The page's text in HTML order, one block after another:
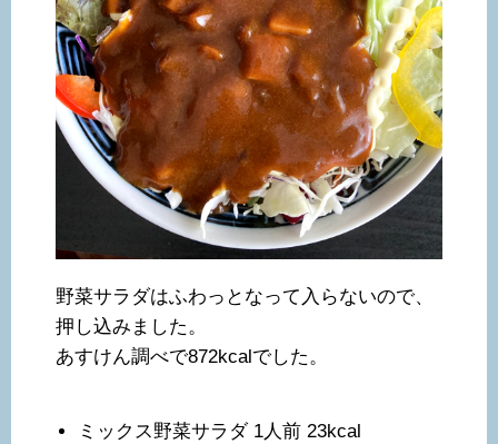
野菜サラダはふわっとなって入らないので、
押し込みました。
あすけん調べで872kcalでした。
ミックス野菜サラダ 1人前 23kcal